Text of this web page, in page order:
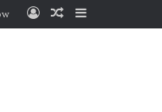
Sidebar
Random
Log